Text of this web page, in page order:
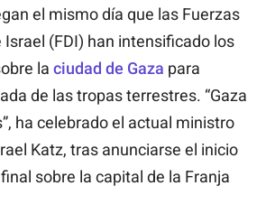
el mismo día que las Fuerzas
Israel (FDI) han intensificado los
la ciudad de Gaza para
de las tropas terrestres. “Gaza
ha celebrado el actual ministro
Katz, tras anunciarse el inicio
sobre la capital de la Franja